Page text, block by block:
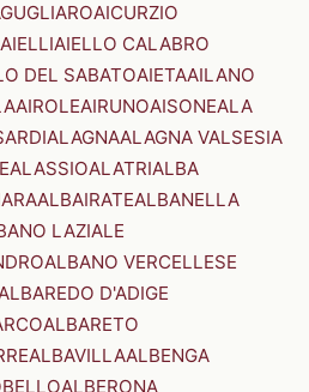
AICURZIO
AIELLIAIELLO CALABRO
DEL SABATOAIETAAILANO
AIROLEAIRUNOAISONEALA
ALAGNAALAGNA VALSESIA
ALASSIOALATRIALBA
ALBAIRATEALBANELLA
LAZIALE
ALBANO VERCELLESE
D'ADIGE
ALBARETO
ALBAVILLAALBENGA
ALBERONA